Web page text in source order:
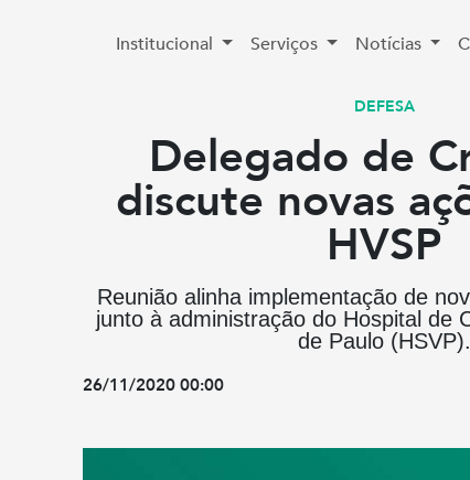
Institucional Serviços Notícias
DEFESA
Delegado de
discute novas
HVSP
Reunião alinha implementação de
junto à administração do Hospital de
de Paulo (HSVP).
26/11/2020 00:00